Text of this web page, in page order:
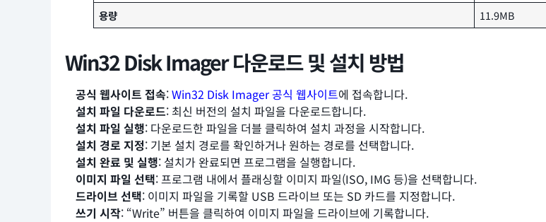
용량
11.9MB
Win32 Disk Imager 다운로드 및 설치 방법
공식 웹사이트 접속:Win32 Disk Imager 공식 웹사이트에 접속합니다.
설치 파일 다운로드: 최신 버전의 설치 파일을 다운로드합니다.
설치 파일 실행: 다운로드한 파일을 더블 클릭하여 설치 과정을 시작합니다.
설치 경로 지정: 기본 설치 경로를 확인하거나 원하는 경로를 선택합니다.
설치 완료 및 실행: 설치가 완료되면 프로그램을 실행합니다.
이미지 파일 선택: 프로그램 내에서 플래싱할 이미지 파일(ISO, IMG 등)을 선택합니다.
드라이브 선택: 이미지 파일을 기록할 USB 드라이브 또는 SD 카드를 지정합니다.
쓰기 시작: “Write” 버튼을 클릭하여 이미지 파일을 드라이브에 기록합니다.